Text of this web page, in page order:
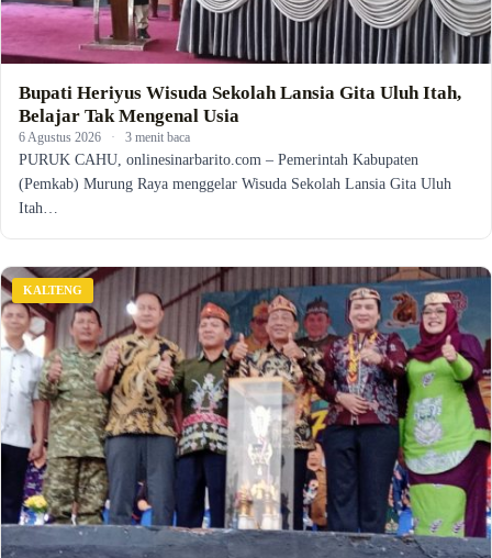
Bupati Heriyus Wisuda Sekolah Lansia Gita Uluh Itah,
Belajar Tak Mengenal Usia
6 Agustus 2026 · 3 menit baca
PURUK CAHU, onlinesinarbarito.com – Pemerintah Kabupaten
(Pemkab) Murung Raya menggelar Wisuda Sekolah Lansia Gita Uluh
Itah…
KALTENG